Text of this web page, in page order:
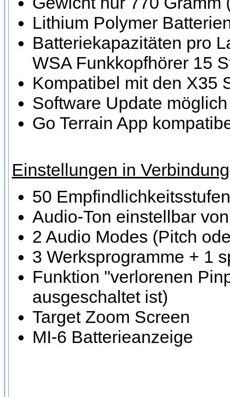
Lithium Polymer
Batteriekapazitäten pro
WSA Funkkopfhörer 15
Kompatibel mit den X35
Software Update
Go Terrain App
Einstellungen in
50 Empfindlichkeitsstufen
Audio-Ton einstellbar
2 Audio Modes (Pitch
3 Werksprogramme + 1
Funktion "verlorenen
ausgeschaltet ist)
Target Zoom Screen
MI-6 Batterieanzeige